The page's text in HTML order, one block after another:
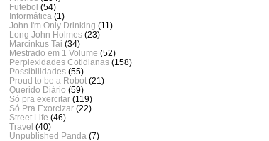
Futebol (54)
Informática (1)
John I'm Only Drinking (11)
Long John Holmes (23)
Marcinkus Tai (34)
Mestrado em 1 Volume (52)
Perplexidades Cotidianas (158)
Possibilidades (55)
Proud to be a Robot (21)
Querido Diário (59)
Só pra exercitar (119)
Só Pra Exorcizar (22)
Street Life (46)
Travel (40)
Unpublished Panda (7)